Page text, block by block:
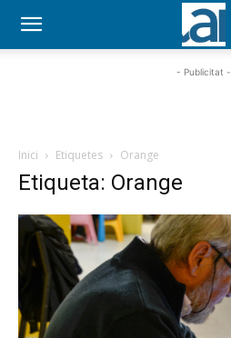
- Publicitat -
Inici Etiquetes Orange
Etiqueta: Orange